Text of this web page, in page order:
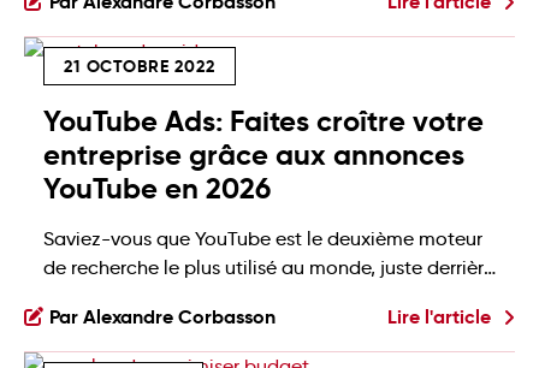
Voyez plutôt 👇 Bonne nouvelle, la première page
des résultats vous est accessible. Pour l’atteindre, il
y a deux méthodes: le SEO et le SEM. Qu’est-ce
21 OCTOBRE 2022
YouTube Ads: Faites croître votre
entreprise grâce aux annonces
YouTube en 2026
Saviez-vous que YouTube est le deuxième moteur
de recherche le plus utilisé au monde, juste derrière
mensuels, la plateforme regorge d’opportunités
publicitaires. Plus de 96 000 vidéos y sont
Par Alexandre Corbasson Lire l'article